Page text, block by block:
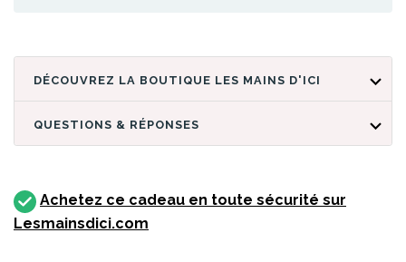
DÉCOUVREZ LA BOUTIQUE LES MAINS D'ICI
QUESTIONS & RÉPONSES
Achetez ce cadeau en toute sécurité sur
Lesmainsdici.com